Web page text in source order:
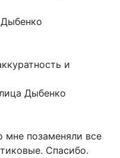
и
Дыбенко
мне позаменяли все
Спасибо.